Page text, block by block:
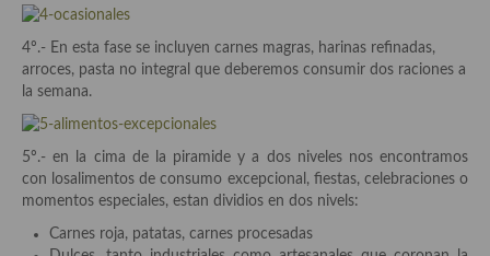
demás
Entrantes y primeros platos
Entrantes
Gazpachos, salmorejos, sopas y cremas frías
4º.- En esta fase se incluyen carnes magras, harinas refinadas,
arroces, pasta no integral que deberemos consumir dos raciones a
la semana.
5º.- en la cima de la piramide y a dos niveles nos encontramos
con losalimentos de consumo excepcional, fiestas, celebraciones o
momentos especiales, estan dividios en dos nivels:
Carnes roja, patatas, carnes procesadas